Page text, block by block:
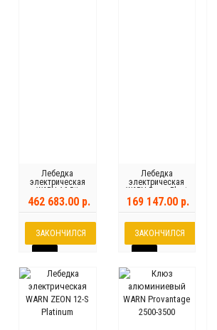
Лебедка
электрическая
WARN 16.5ti
462 683.00 р.
ЗАКОНЧИЛСЯ
Лебедка
электрическая
WARN PowerPlant
9.5
169 147.00 р.
ЗАКОНЧИЛСЯ